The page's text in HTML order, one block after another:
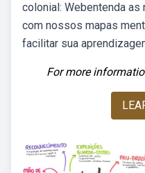
colonial: Webentenda
com nossos mapas
facilitar sua
For more